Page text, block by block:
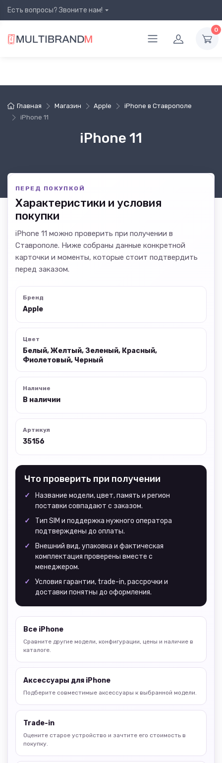
Есть вопросы? Звоните нам!
0
Главная Магазин Apple
iPhone в Ставрополе
iPhone 11
iPhone 11
ПЕРЕД ПОКУПКОЙ
Характеристики и условия
покупки
iPhone 11 можно проверить при получении в
Ставрополе. Ниже собраны данные конкретной
карточки и моменты, которые стоит подтвердить
перед заказом.
Бренд
Apple
Цвет
Белый, Желтый, Зеленый, Красный,
Фиолетовый, Черный
Наличие
В наличии
Артикул
35156
Что проверить при получении
Название модели, цвет, память и регион
поставки совпадают с заказом.
Тип SIM и поддержка нужного оператора
подтверждены до оплаты.
Внешний вид, упаковка и фактическая
комплектация проверены вместе с
менеджером.
Условия гарантии, trade-in, рассрочки и
доставки понятны до оформления.
Все iPhone
Сравните другие модели, конфигурации, цены и наличие в
каталоге.
Аксессуары для iPhone
Подберите совместимые аксессуары к выбранной модели.
Trade-in
Оцените старое устройство и зачтите его стоимость в
покупку.